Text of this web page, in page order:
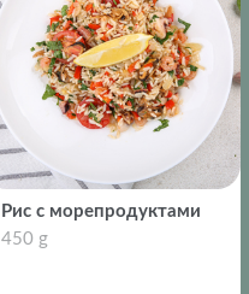
Рис с морепродуктами
450 g